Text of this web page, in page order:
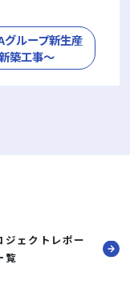
グループ新生産
築工事～
ジェクトレポー
覧